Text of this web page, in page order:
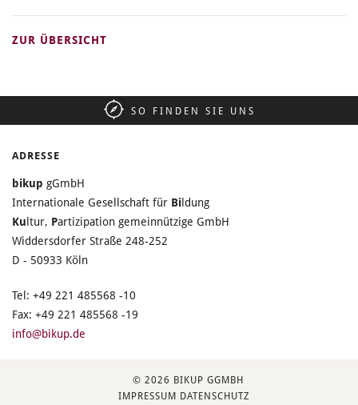
ZUR ÜBERSICHT
SO FINDEN SIE UNS
ADRESSE
bikup gGmbH
Internationale Gesellschaft für Bildung
Kultur, Partizipation gemeinnützige GmbH
Widdersdorfer Straße 248-252
D - 50933 Köln
Tel: +49 221 485568 -10
Fax: +49 221 485568 -19
info@bikup.de
© 2026 BIKUP GGMBH
IMPRESSUM DATENSCHUTZ